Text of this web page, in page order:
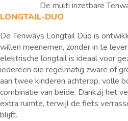
De multi inzetbare
LONGTAIL-DUO
De Tenways Longtail Duo is
willen meenemen, zonder in te
elektrische longtail is ideaal voor
iedereen die regelmatig zware of
aan twee kinderen achterop, volle
combinatie van beide. Dankzij het
extra ruimte, terwijl de fiets
blijft.